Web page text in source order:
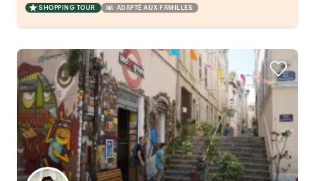
SHOPPING TOUR ADAPTÉ AUX FAMILLES